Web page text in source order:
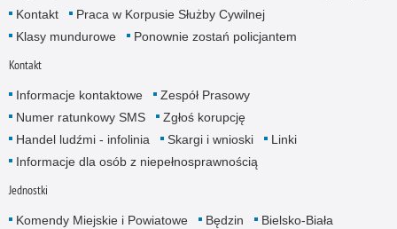
Kontakt
Praca w Korpusie Służby Cywilnej
Klasy mundurowe
Ponownie zostań policjantem
Kontakt
Informacje kontaktowe
Zespół Prasowy
Numer ratunkowy SMS
Zgłoś korupcję
Handel ludźmi - infolinia
Skargi i wnioski
Linki
Informacje dla osób z niepełnosprawnością
Jednostki
Komendy Miejskie i Powiatowe Będzin
Bielsko-Biała